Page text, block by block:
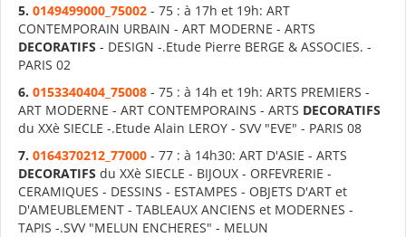
5. 0149499000_75002 - 75 : à 17h et 19h: ART
CONTEMPORAIN URBAIN - ART MODERNE - ARTS
DECORATIFS - DESIGN -.Etude Pierre BERGE & ASSOCIES. -
PARIS 02
6. 0153340404_75008 - 75 : à 14h et 19h: ARTS PREMIERS -
ART MODERNE - ART CONTEMPORAINS - ARTS DECORATIFS
du XXè SIECLE -.Etude Alain LEROY - SVV "EVE" - PARIS 08
7. 0164370212_77000 - 77 : à 14h30: ART D'ASIE - ARTS
DECORATIFS du XXè SIECLE - BIJOUX - ORFEVRERIE -
CERAMIQUES - DESSINS - ESTAMPES - OBJETS D'ART et
D'AMEUBLEMENT - TABLEAUX ANCIENS et MODERNES -
TAPIS -.SVV "MELUN ENCHERES" - MELUN